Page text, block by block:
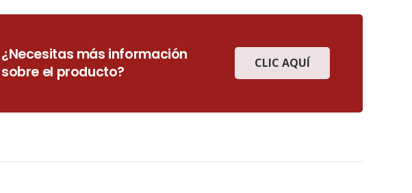
¿Necesitas más información
sobre el producto?
CLIC AQUÍ